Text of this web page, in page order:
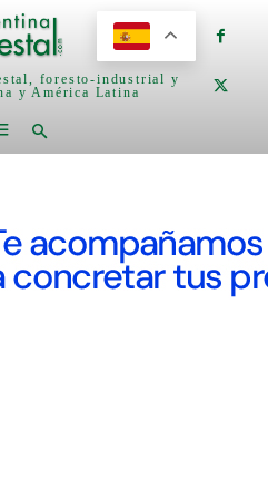
foresto-industrial y
y América Latina